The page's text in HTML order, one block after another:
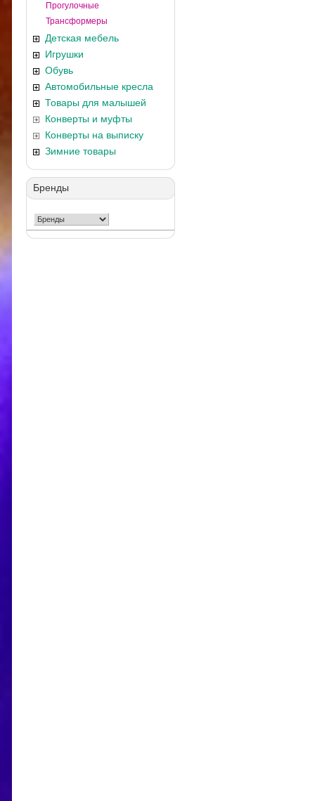
Прогулочные
Трансформеры
Детская мебель
Игрушки
Обувь
Автомобильные кресла
Товары для малышей
Конверты и муфты
Конверты на выписку
Зимние товары
Бренды